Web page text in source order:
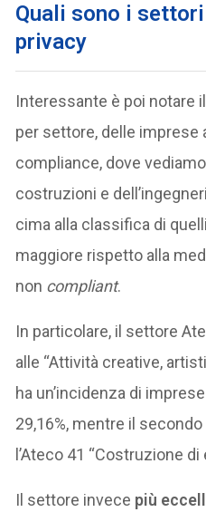
Quali sono i
privacy
Interessante è poi notare
per settore, delle imprese
compliance, dove
costruzioni e
cima alla classifica di
maggiore rispetto alla
non compliant.
In particolare, il settore
alle “Attività creative,
ha un’incidenza di
29,16%, mentre il
l’Ateco 41 “Costruzione di
Il settore invece più